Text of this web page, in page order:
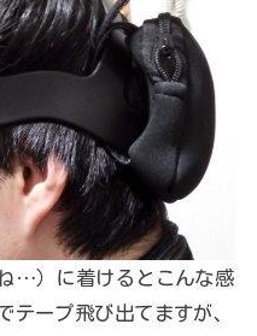
…）に着けるとこんな感
テープ飛び出てますが、